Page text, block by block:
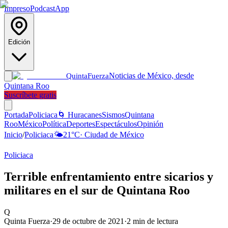
ImpresoPodcastApp
Edición
QuintaFuerzaNoticias de México, desde
Quintana Roo
Suscríbete gratis
PortadaPoliciaca 🌀 HuracanesSismosQuintana
RooMéxicoPolíticaDeportesEspectáculosOpinión
Inicio/Policiaca🌤️21°C· Ciudad de México
Policiaca
Terrible enfrentamiento entre sicarios y
militares en el sur de Quintana Roo
Q
Quinta Fuerza·29 de octubre de 2021 ·2 min de lectura